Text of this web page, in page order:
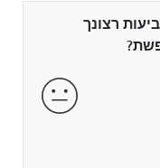
רצונך
מרוצה
מרוצה